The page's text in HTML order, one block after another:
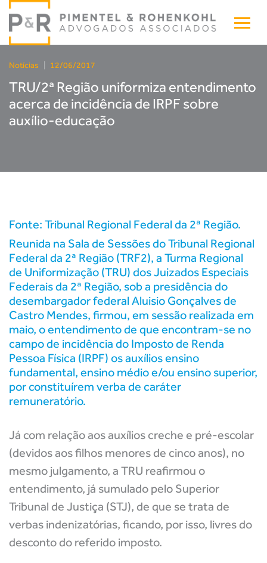
Notícias 12/06/2017
TRU/2ª Região uniformiza entendimento
acerca de incidência de IRPF sobre
auxílio-educação
Fonte: Tribunal Regional Federal da 2ª Região.
Reunida na Sala de Sessões do Tribunal Regional
Federal da 2ª Região (TRF2), a Turma Regional
de Uniformização (TRU) dos Juizados Especiais
Federais da 2ª Região, sob a presidência do
desembargador federal Aluisio Gonçalves de
Castro Mendes, firmou, em sessão realizada em
maio, o entendimento de que encontram-se no
campo de incidência do Imposto de Renda
Pessoa Física (IRPF) os auxílios ensino
fundamental, ensino médio e/ou ensino superior,
por constituírem verba de caráter
remuneratório.
Já com relação aos auxílios creche e pré-escolar
(devidos aos filhos menores de cinco anos), no
mesmo julgamento, a TRU reafirmou o
entendimento, já sumulado pelo Superior
Tribunal de Justiça (STJ), de que se trata de
verbas indenizatórias, ficando, por isso, livres do
desconto do referido imposto.